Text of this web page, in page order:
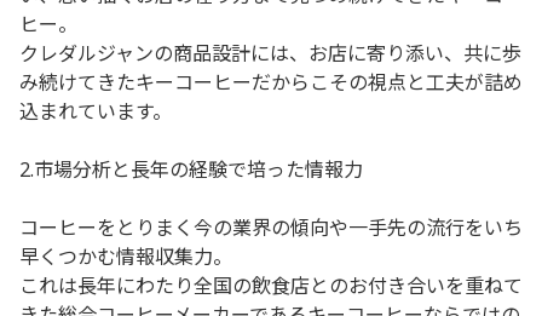
ヒー。
クレダルジャンの商品設計には、お店に寄り添い、共に歩
み続けてきたキーコーヒーだからこその視点と工夫が詰め
込まれています。
2.市場分析と長年の経験で培った情報力
コーヒーをとりまく今の業界の傾向や一手先の流行をいち
早くつかむ情報収集力。
これは長年にわたり全国の飲食店とのお付き合いを重ねて